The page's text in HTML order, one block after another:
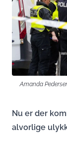
Amanda
Nu er der
alvorlige